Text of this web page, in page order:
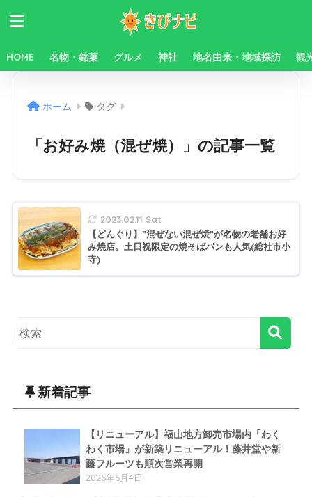
HOME 名物・銘菓 グルメ 神社 地名由来・地域探訪 観
ホーム タグ
「お好み焼（混ぜ焼）」の記事一覧
2023.02.11 Sat
【どんぐり】”混ぜない混ぜ焼”が名物の老舗お好
み焼店。土日祝限定の焼そばパンも人気(総社市小
寺)
新着記事
【リニューアル】福山地方卸売市場内「わく
わく市場」が新築リニューアル！藤井堂や新
藤フルーツも順次営業再開
2026年6月4日